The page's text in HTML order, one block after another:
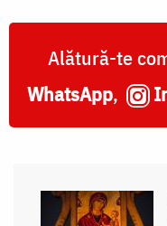
Alătură-te
WhatsApp,